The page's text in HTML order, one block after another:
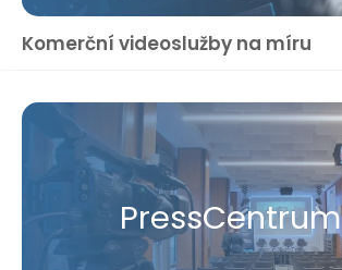
Komerční videoslužby na míru
Press​Centrum